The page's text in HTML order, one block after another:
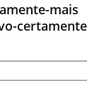
mais